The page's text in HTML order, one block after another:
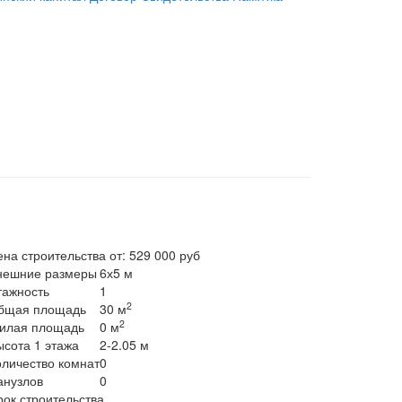
строительства от: 529 000 руб
размеры6х5 м
1
площадь
30 м2
площадь 0 м2
1 этажа
2-2.05 м
комнат0
0
строительства